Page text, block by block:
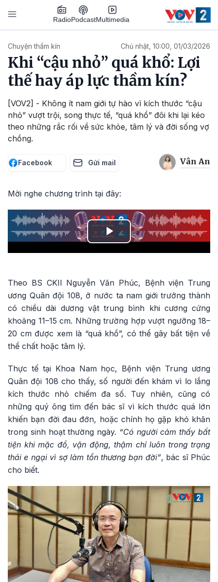
Nhảy đến nội dung
RadioPodcastMultimedia
Chuyện thầm kín Chủ nhật, 10:00, 01/03/2026
Khi “cậu nhỏ” quá khổ: Lợi
thế hay áp lực thầm kín?
[VOV2] - Không ít nam giới tự hào vì kích thước “cậu
nhỏ” vượt trội, song thực tế, “quá khổ” đôi khi lại kéo
theo những rắc rối về sức khỏe, tâm lý và đời sống vợ
chồng.
Facebook Gửi mail Vân An
Mời nghe chương trình tại đây:
Play
Theo BS CKII Nguyễn Văn Phúc, Bệnh viện Trung
ương Quân đội 108, ở nước ta nam giới trưởng thành
có chiều dài dương vật trung bình khi cương cứng
khoảng 11–15 cm. Những trường hợp vượt ngưỡng 18–
20 cm được xem là “quá khổ”, có thể gây bất tiện về
thể chất hoặc tâm lý.
Thực tế tại Khoa Nam học, Bệnh viện Trung ương
Quân đội 108 cho thấy, số người đến khám vì lo lắng
kích thước nhỏ chiếm đa số. Tuy nhiên, cũng có
những quý ông tìm đến bác sĩ vì kích thước quá lớn
khiến bạn đời đau đớn, hoặc chính họ gặp khó khăn
trong sinh hoạt thường ngày. “Có người cảm thấy bất
tiện khi mặc đồ, vận động, thậm chí luôn trong trạng
thái e ngại vì sợ làm tổn thương bạn đời”, bác sĩ Phúc
cho biết.